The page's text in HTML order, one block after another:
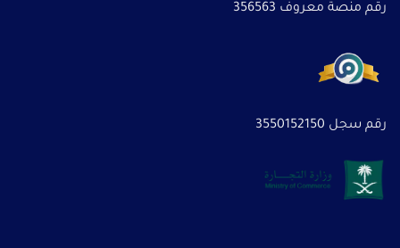
رقم منصة معروف 356563
رقم سجل 3550152150